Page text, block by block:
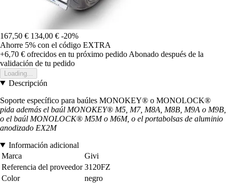
167,50 € 134,00 € -20%
Ahorre 5% con el código EXTRA
+6,70 € ofrecidos en tu próximo pedido Abonado después de la
validación de tu pedido
Loading...
Descripción
Soporte específico para baúles MONOKEY® o MONOLOCK®
pida además el baúl MONOKEY® M5, M7, M8A, M8B, M9A o M9B,
o el baúl MONOLOCK® M5M o M6M, o el portabolsas de aluminio
anodizado EX2M
Información adicional
Marca
Givi
Referencia del proveedor 3120FZ
Color
negro